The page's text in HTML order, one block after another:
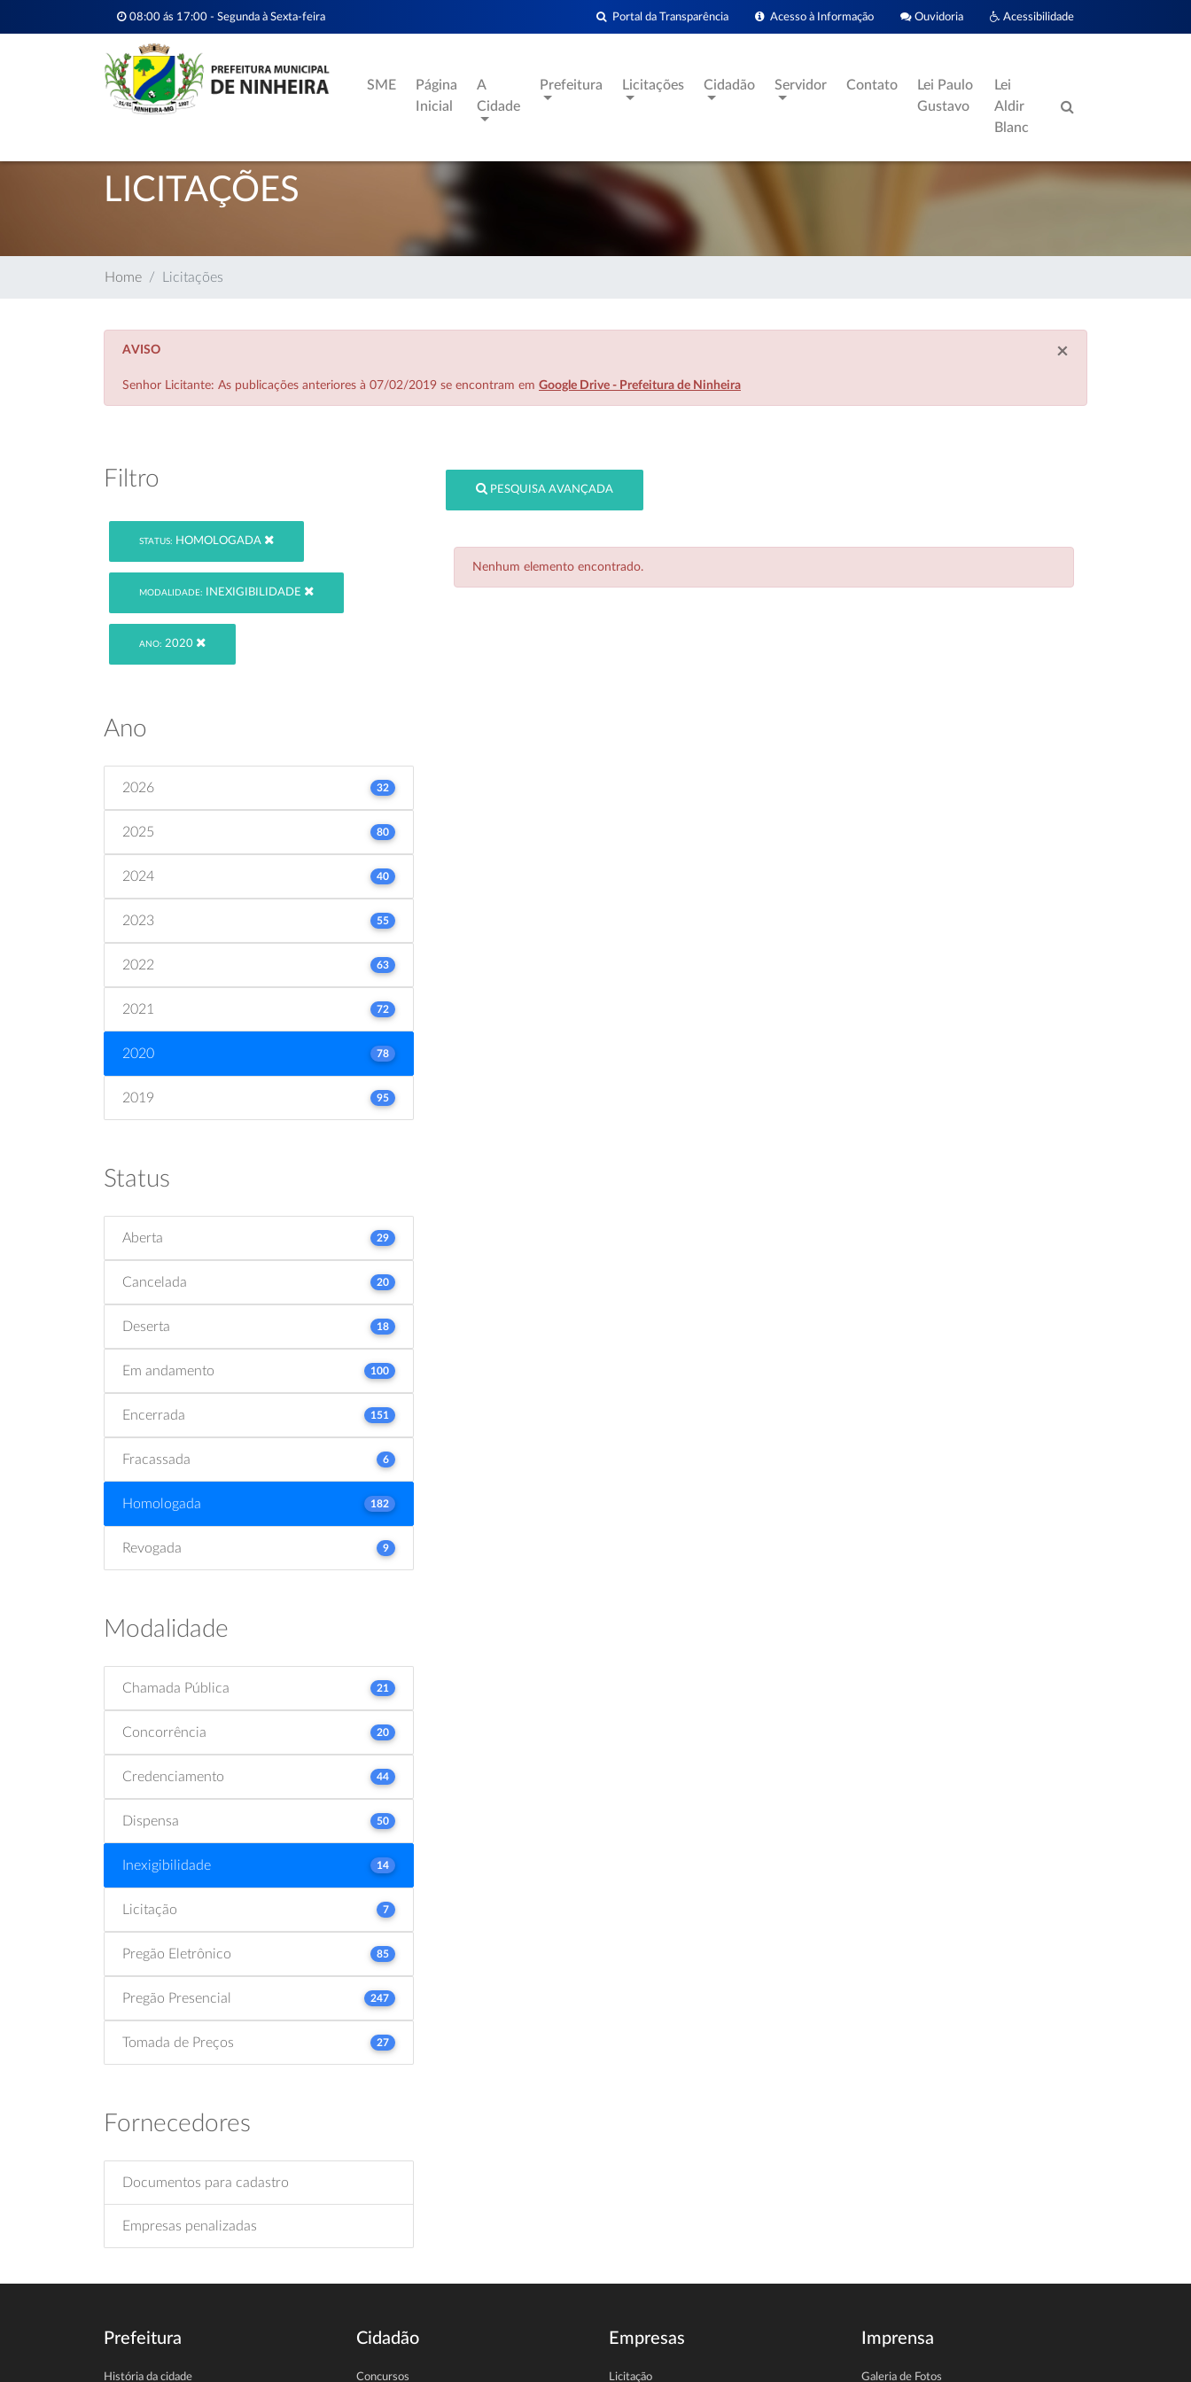
08:00 ás 17:00 - Segunda à Sexta-feira Acessibilidade
Ouvidoria
Acesso à Informação
Portal da Transparência
SME
Página
Inicial
A
Cidade
Prefeitura Licitações Cidadão Servidor Contato
Lei Paulo
Gustavo
Lei
Aldir
Blanc
LICITAÇÕES
Home Licitações
×
AVISO
Senhor Licitante: As publicações anteriores à 07/02/2019 se encontram em Google Drive - Prefeitura de Ninheira
Filtro
STATUS: HOMOLOGADA
MODALIDADE: INEXIGIBILIDADE
ANO: 2020
Ano
2026 32
2025 80
2024 40
2023 55
2022 63
2021 72
2020 78
2019 95
Status
Aberta 29
Cancelada 20
Deserta 18
Em andamento 100
Encerrada 151
Fracassada 6
Homologada 182
Revogada 9
Modalidade
Chamada Pública 21
Concorrência 20
Credenciamento 44
Dispensa 50
Inexigibilidade 14
Licitação 7
Pregão Eletrônico 85
Pregão Presencial 247
Tomada de Preços 27
Fornecedores
Documentos para cadastro
Empresas penalizadas
PESQUISA AVANÇADA
Nenhum elemento encontrado.
Prefeitura
História da cidade
Cidadão
Concursos
Empresas
Licitação
Imprensa
Galeria de Fotos